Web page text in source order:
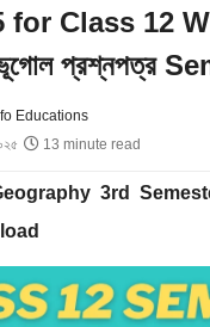
for Class 12
ভূগোল প্রশ্নপত্র
Educations
13 minute read
3rd